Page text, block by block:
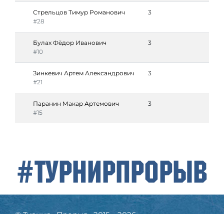
Стрельцов Тимур Романович
#28
3
Булах Фёдор Иванович
#10
3
Зинкевич Артем Александрович
#21
3
Паранин Макар Артемович
#15
3
#ТурнирПрорыв